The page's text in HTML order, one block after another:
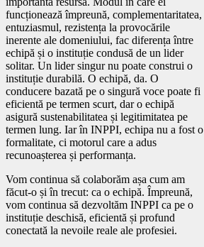
funcționează împreună, complementaritatea,
entuziasmul, rezistența la provocările
inerente ale domeniului, fac diferența între
echipă și o instituție condusă de un lider
solitar. Un lider singur nu poate construi o
instituție durabilă. O echipă, da. O
conducere bazată pe o singură voce poate fi
eficientă pe termen scurt, dar o echipă
asigură sustenabilitatea și legitimitatea pe
termen lung. Iar în INPPI, echipa nu a fost o
formalitate, ci motorul care a adus
recunoașterea și performanța.
Vom continua să colaborăm așa cum am
făcut-o și în trecut: ca o echipă. Împreună,
vom continua să dezvoltăm INPPI ca pe o
instituție deschisă, eficientă și profund
conectată la nevoile reale ale profesiei.